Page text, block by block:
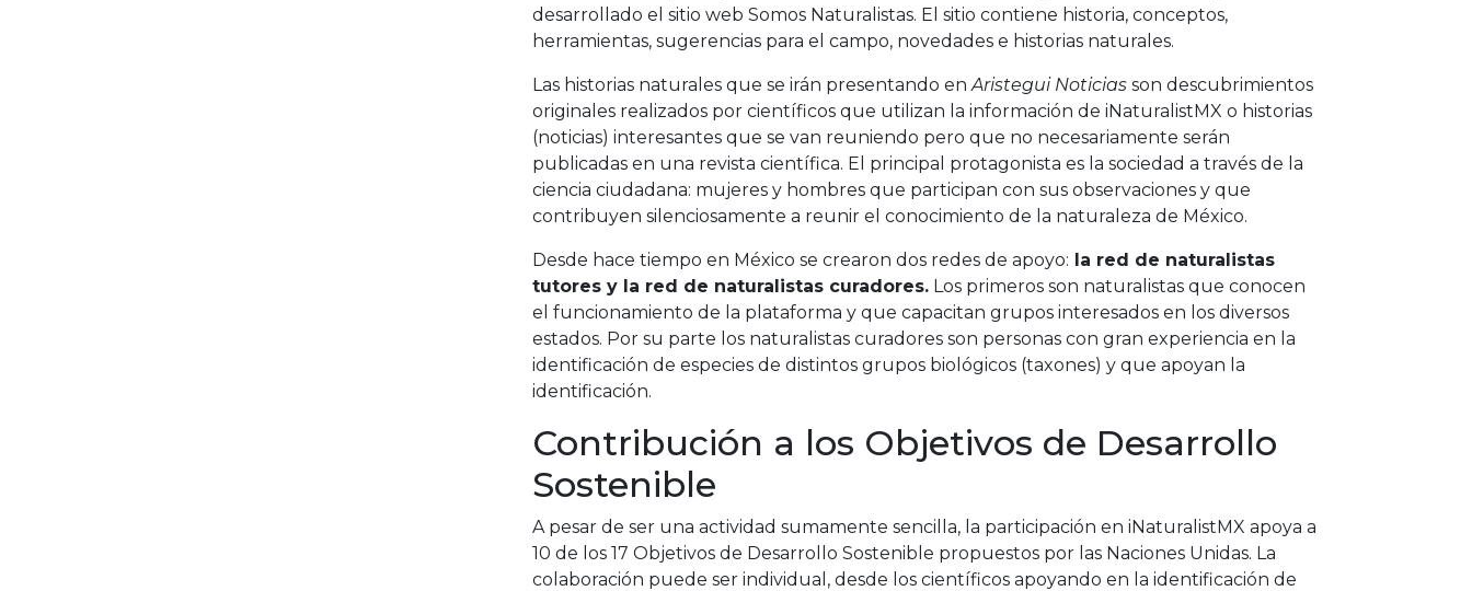
desarrollado el sitio web Somos Naturalistas. El sitio contiene historia, conceptos,
herramientas, sugerencias para el campo, novedades e historias naturales.
Las historias naturales que se irán presentando en Aristegui Noticias son descubrimientos
originales realizados por científicos que utilizan la información de iNaturalistMX o historias
(noticias) interesantes que se van reuniendo pero que no necesariamente serán
publicadas en una revista científica. El principal protagonista es la sociedad a través de la
ciencia ciudadana: mujeres y hombres que participan con sus observaciones y que
contribuyen silenciosamente a reunir el conocimiento de la naturaleza de México.
Desde hace tiempo en México se crearon dos redes de apoyo: la red de naturalistas
tutores y la red de naturalistas curadores. Los primeros son naturalistas que conocen
el funcionamiento de la plataforma y que capacitan grupos interesados en los diversos
estados. Por su parte los naturalistas curadores son personas con gran experiencia en la
identificación de especies de distintos grupos biológicos (taxones) y que apoyan la
identificación.
Contribución a los Objetivos de Desarrollo
Sostenible
A pesar de ser una actividad sumamente sencilla, la participación en iNaturalistMX apoya a
10 de los 17 Objetivos de Desarrollo Sostenible propuestos por las Naciones Unidas. La
colaboración puede ser individual, desde los científicos apoyando en la identificación de